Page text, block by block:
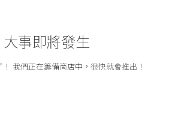
大事即將發生
我們正在籌備商店中，很快就會推出！